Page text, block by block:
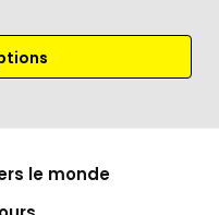
le monde